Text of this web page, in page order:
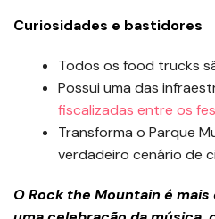
Curiosidades e bastidores
Todos os food trucks
Possui uma das
fiscalizadas entre os
Transforma o Parque
verdadeiro cenário de
O Rock the Mountain é